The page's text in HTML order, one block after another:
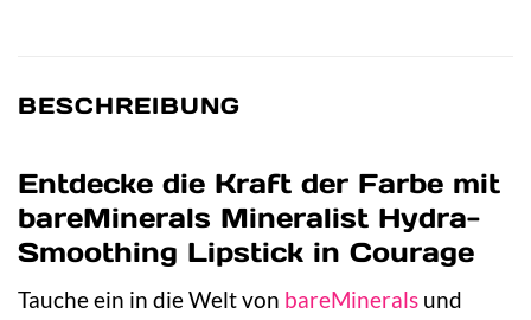
BESCHREIBUNG
Entdecke die Kraft der Farbe mit
bareMinerals Mineralist Hydra-
Smoothing Lipstick in Courage
Tauche ein in die Welt von bareMinerals und